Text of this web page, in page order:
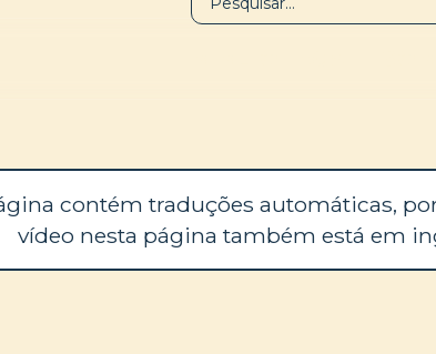
contém traduções automáticas,
vídeo nesta página também está em